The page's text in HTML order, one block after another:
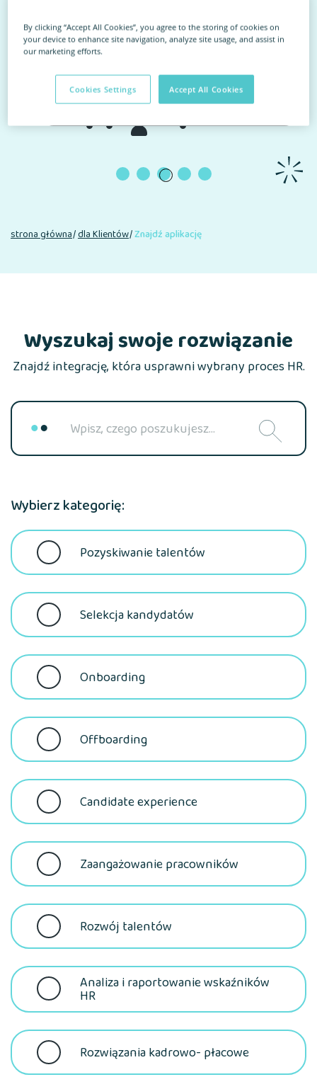
by zapewnić płynne przejście
kandydata w pracownika. Koniec z
ręcznym przepisywaniem danych!
strona główna dla Klientów Znajdź aplikację
Wyszukaj swoje rozwiązanie
Znajdź integrację, która usprawni wybrany proces HR.
Wybierz kategorię:
Pozyskiwanie talentów
Selekcja kandydatów
Onboarding
Offboarding
Candidate experience
Zaangażowanie pracowników
Rozwój talentów
Analiza i raportowanie wskaźników
HR
Rozwiązania kadrowo- płacowe
By clicking “Accept All Cookies”, you agree to the storing of cookies on
your device to enhance site navigation, analyze site usage, and assist in
our marketing efforts.
Accept All Cookies
Cookies Settings